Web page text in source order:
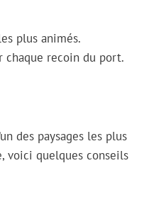
plus animés.
chaque recoin du port.
des paysages les plus
voici quelques conseils